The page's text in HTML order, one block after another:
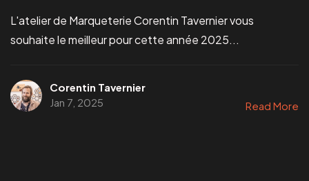
L'atelier de Marqueterie Corentin Tavernier vous
souhaite le meilleur pour cette année 2025...
Corentin Tavernier
Jan 7, 2025
Read More